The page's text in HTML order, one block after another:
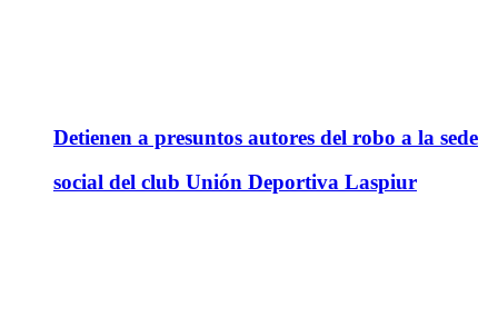
Detienen a presuntos autores del robo a la sede
social del club Unión Deportiva Laspiur